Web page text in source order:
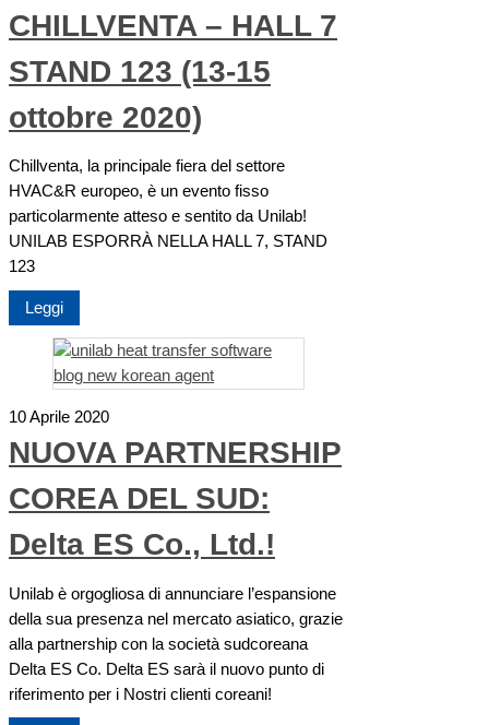
CHILLVENTA – HALL 7
STAND 123 (13-15
ottobre 2020)
Chillventa, la principale fiera del settore
HVAC&R europeo, è un evento fisso
particolarmente atteso e sentito da Unilab!
UNILAB ESPORRÀ NELLA HALL 7, STAND
123
Leggi
10 Aprile 2020
NUOVA PARTNERSHIP
COREA DEL SUD:
Delta ES Co., Ltd.!
Unilab è orgogliosa di annunciare l’espansione
della sua presenza nel mercato asiatico, grazie
alla partnership con la società sudcoreana
Delta ES Co. Delta ES sarà il nuovo punto di
riferimento per i Nostri clienti coreani!